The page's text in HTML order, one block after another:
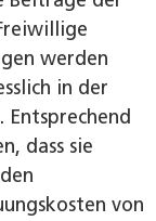
werden
in der
dass sie
von